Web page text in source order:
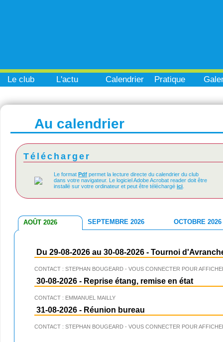
Le club L'actu Calendrier Pratique
Au calendrier
Télécharger
Le format Pdf permet la lecture directe du calendrier du club
dans votre navigateur. Le logiciel Adobe Acrobat reader doit être
installé sur votre ordinateur et peut être téléchargé ici
AOÛT 2026 SEPTEMBRE 2026 OCTOBRE 2026
Du 29-08-2026 au 30-08-2026 - Tournoi
CONTACT : STEPHAN BOUGEARD - VOUS CONNECTER POUR
30-08-2026 - Reprise étang, remise en état
CONTACT : EMMANUEL MAILLY
31-08-2026 - Réunion bureau
CONTACT : STEPHAN BOUGEARD - VOUS CONNECTER POUR